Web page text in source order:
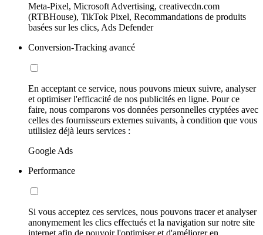
Meta-Pixel, Microsoft Advertising, creativecdn.com
(RTBHouse), TikTok Pixel, Recommandations de produits
basées sur les clics, Ads Defender
Conversion-Tracking avancé
En acceptant ce service, nous pouvons mieux suivre, analyser
et optimiser l'efficacité de nos publicités en ligne. Pour ce
faire, nous comparons vos données personnelles cryptées avec
celles des fournisseurs externes suivants, à condition que vous
utilisiez déjà leurs services :
Google Ads
Performance
Si vous acceptez ces services, nous pouvons tracer et analyser
anonymement les clics effectués et la navigation sur notre site
internet afin de pouvoir l'optimiser et d'améliorer en